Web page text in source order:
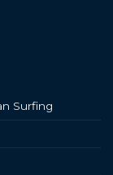
Surfing